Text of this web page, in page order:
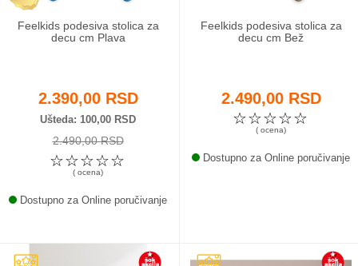
Feelkids podesiva stolica za
decu cm Plava
2.390,00 RSD
Ušteda 100,00 RSD
2.490,00 RSD
☆
☆
☆
☆
☆
( ocena)
Dostupno za Online poručivanje
Feelkids podesiva stolica za
decu cm Bež
2.490,00 RSD
☆
☆
☆
☆
☆
( ocena)
Dostupno za Online poručivanje